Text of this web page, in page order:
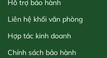
Hỗ trợ bảo hành
Liên hệ khối văn phòng
Hợp tác kinh doanh
Chính sách bảo hành